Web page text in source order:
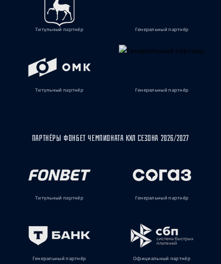
Титульный партнёр Генеральный партнёр
Титульный партнёр Генеральный партнёр
ПАРТНЁРЫ ФОНБЕТ ЧЕМПИОНАТА КХЛ СЕЗОНА 2026/2027
Титульный партнёр Генеральный партнёр
Генеральный партнёр Официальный партнёр